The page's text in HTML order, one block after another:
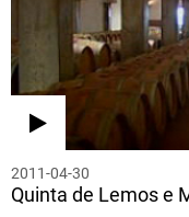
2011-04-30
Quinta de Lemos e